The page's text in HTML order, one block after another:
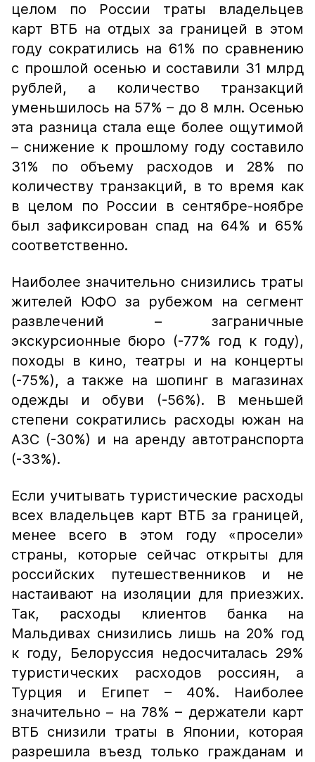
целом по России траты владельцев
карт ВТБ на отдых за границей в этом
году сократились на 61% по сравнению
с прошлой осенью и составили 31 млрд
рублей, а количество транзакций
уменьшилось на 57% – до 8 млн. Осенью
эта разница стала еще более ощутимой
– снижение к прошлому году составило
31% по объему расходов и 28% по
количеству транзакций, в то время как
в целом по России в сентябре-ноябре
был зафиксирован спад на 64% и 65%
соответственно.
Наиболее значительно снизились траты
жителей ЮФО за рубежом на сегмент
развлечений – заграничные
экскурсионные бюро (-77% год к году),
походы в кино, театры и на концерты
(-75%), а также на шопинг в магазинах
одежды и обуви (-56%). В меньшей
степени сократились расходы южан на
АЗС (-30%) и на аренду автотранспорта
(-33%).
Если учитывать туристические расходы
всех владельцев карт ВТБ за границей,
менее всего в этом году «просели»
страны, которые сейчас открыты для
российских путешественников и не
настаивают на изоляции для приезжих.
Так, расходы клиентов банка на
Мальдивах снизились лишь на 20% год
к году, Белоруссия недосчиталась 29%
туристических расходов россиян, а
Турция и Египет – 40%. Наиболее
значительно – на 78% – держатели карт
ВТБ снизили траты в Японии, которая
разрешила въезд только гражданам и